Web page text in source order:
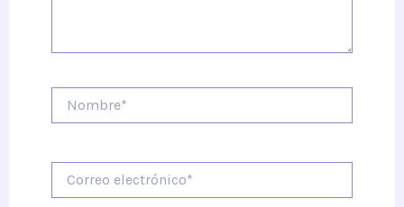
electrónico*